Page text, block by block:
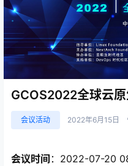
GCOS2022全球云
会议活动 2022年6月15日
会议时间 ：2022-07-20